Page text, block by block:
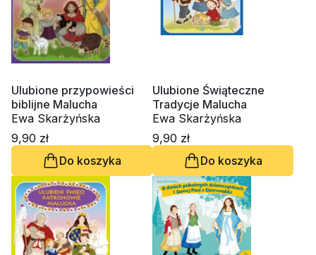
Ulubione przypowieści
biblijne Malucha
Ewa Skarżyńska
9,90 zł
Do koszyka
Ulubione Świąteczne
Tradycje Malucha
Ewa Skarżyńska
9,90 zł
Do koszyka